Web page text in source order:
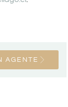
AGENTE